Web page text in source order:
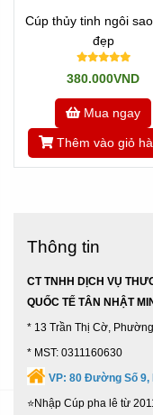
Cúp thủy tinh ngôi
đẹp
380.000VND
Mua ngay
Thêm vào giỏ
Thông tin
CT TNHH DỊCH VỤ
QUỐC TẾ TÂN NHẬT
* 13 Trần Thị Cờ,
* MST: 0311160630
VP: 80 Đường Số 9,
⭐Nhập Cúp pha lê từ